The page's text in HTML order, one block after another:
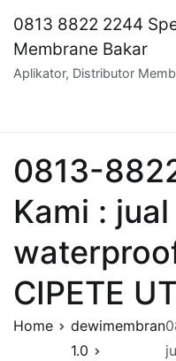
content
0813 8822 2244
Membrane Bakar
Aplikator, Distributor
0813-
Kami :
CIPETE
Home
dewimembran
1.0